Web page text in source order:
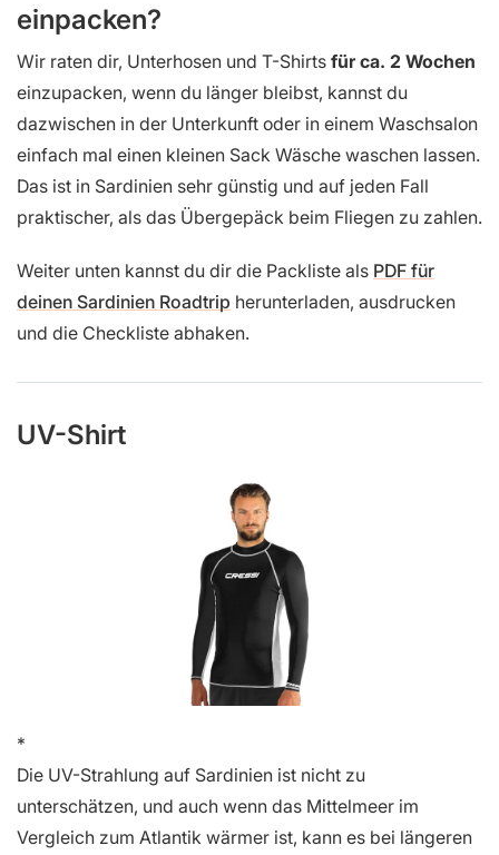
einpacken?
Wir raten dir, Unterhosen und T-Shirts für ca. 2 Wochen
einzupacken, wenn du länger bleibst, kannst du
dazwischen in der Unterkunft oder in einem Waschsalon
einfach mal einen kleinen Sack Wäsche waschen lassen.
Das ist in Sardinien sehr günstig und auf jeden Fall
praktischer, als das Übergepäck beim Fliegen zu zahlen.
Weiter unten kannst du dir die Packliste als PDF für
deinen Sardinien Roadtrip herunterladen, ausdrucken
und die Checkliste abhaken.
UV-Shirt
Die UV-Strahlung auf Sardinien ist nicht zu
unterschätzen, und auch wenn das Mittelmeer im
Vergleich zum Atlantik wärmer ist, kann es bei längeren